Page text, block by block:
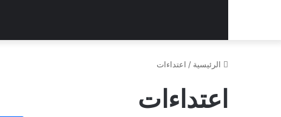
الرئيسية / اعتداءات
اعتداءات